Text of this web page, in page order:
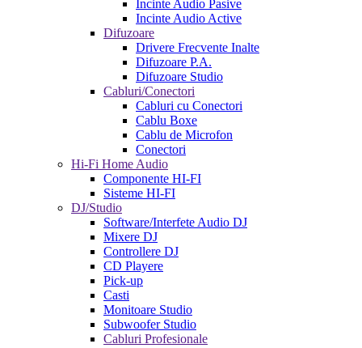
Incinte Audio Pasive
Incinte Audio Active
Difuzoare
Drivere Frecvente Inalte
Difuzoare P.A.
Difuzoare Studio
Cabluri/Conectori
Cabluri cu Conectori
Cablu Boxe
Cablu de Microfon
Conectori
Hi-Fi Home Audio
Componente HI-FI
Sisteme HI-FI
DJ/Studio
Software/Interfete Audio DJ
Mixere DJ
Controllere DJ
CD Playere
Pick-up
Casti
Monitoare Studio
Subwoofer Studio
Cabluri Profesionale